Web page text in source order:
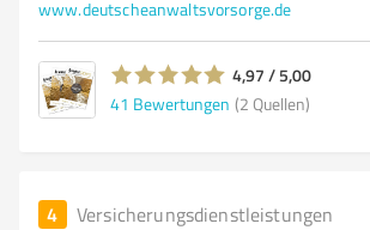
www.deutscheanwaltsvorsorge.de
4,97 / 5,00
41 Bewertungen (2 Quellen)
4 Versicherungsdienstleistungen